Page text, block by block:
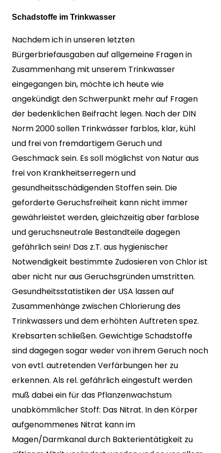
Schadstoffe im Trinkwasser
Nachdem ich in unseren letzten
Bürgerbriefausgaben auf allgemeine Fragen in
Zusammenhang mit unserem Trinkwasser
eingegangen bin, möchte ich heute wie
angekündigt den Schwerpunkt mehr auf Fragen
der bedenklichen Beifracht legen. Nach der DIN
Norm 2000 sollen Trinkwässer farblos, klar, kühl
und frei von fremdartigem Geruch und
Geschmack sein. Es soll möglichst von Natur aus
frei von Krankheitserregern und
gesundheitsschädigenden Stoffen sein. Die
geforderte Geruchsfreiheit kann nicht immer
gewährleistet werden, gleichzeitig aber farblose
und geruchsneutrale Bestandteile dagegen
gefährlich sein! Das z.T. aus hygienischer
Notwendigkeit bestimmte Zudosieren von Chlor ist
aber nicht nur aus Geruchsgründen umstritten.
Gesundheitsstatistiken der USA lassen auf
Zusammenhänge zwischen Chlorierung des
Trinkwassers und dem erhöhten Auftreten spez.
Krebsarten schließen. Gewichtige Schadstoffe
sind dagegen sogar weder von ihrem Geruch noch
von evtl. autretenden Verfärbungen her zu
erkennen. Als rel. gefährlich eingestuft werden
muß dabei ein für das Pflanzenwachstum
unabkömmlicher Stoff: Das Nitrat. In den Körper
aufgenommenes Nitrat kann im
Magen/Darmkanal durch Bakterientätigkeit zu